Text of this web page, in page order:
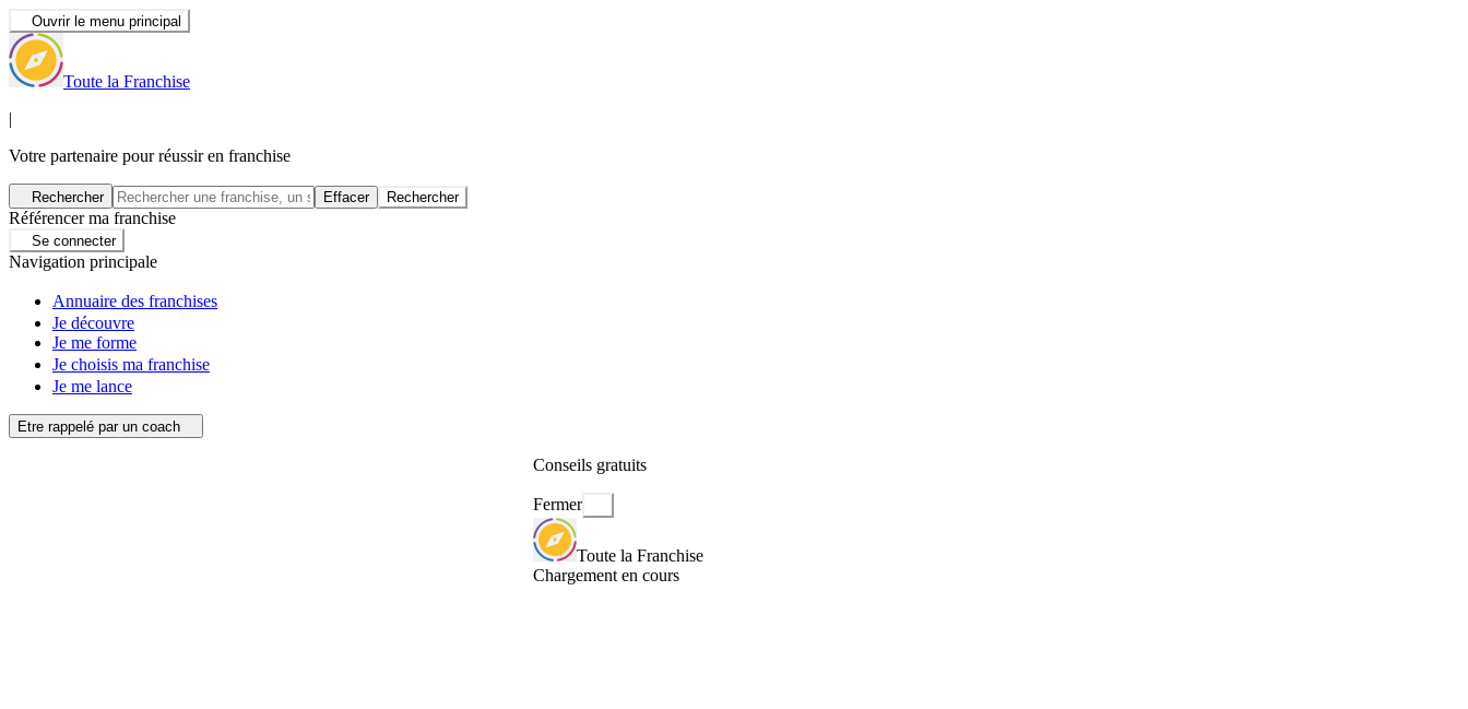
Ouvrir le menu principal
Toute la Franchise
|
Votre partenaire pour réussir en franchise
Rechercher Effacer Rechercher
Référencer ma franchise
Se connecter
Navigation principale
Annuaire des franchises
Je découvre
Je me forme
Je choisis ma franchise
Je me lance
Etre rappelé par un coach
Conseils gratuits
Fermer
Toute la Franchise
Chargement en cours